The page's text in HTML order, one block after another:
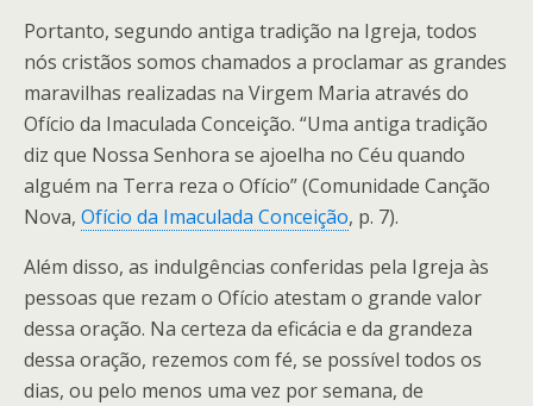
Portanto, segundo antiga tradição na Igreja, todos
nós cristãos somos chamados a proclamar as grandes
maravilhas realizadas na Virgem Maria através do
Ofício da Imaculada Conceição. “Uma antiga tradição
diz que Nossa Senhora se ajoelha no Céu quando
alguém na Terra reza o Ofício” (Comunidade Canção
Nova, Ofício da Imaculada Conceição, p. 7).
Além disso, as indulgências conferidas pela Igreja às
pessoas que rezam o Ofício atestam o grande valor
dessa oração. Na certeza da eficácia e da grandeza
dessa oração, rezemos com fé, se possível todos os
dias, ou pelo menos uma vez por semana, de